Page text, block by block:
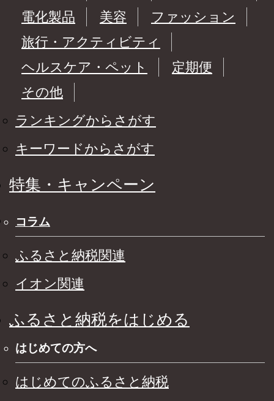
電化製品
美容
ファッション
旅行・アクティビティ
ヘルスケア・ペット
定期便
その他
ランキングからさがす
キーワードからさがす
特集・キャンペーン
コラム
ふるさと納税関連
イオン関連
ふるさと納税をはじめる
はじめての方へ
はじめてのふるさと納税